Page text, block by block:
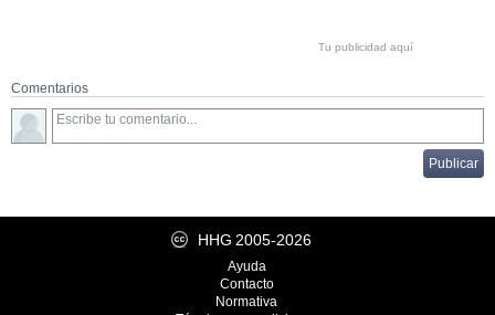
Tu publicidad aquí
Comentarios
HHG 2005-2026
Ayuda
Contacto
Normativa